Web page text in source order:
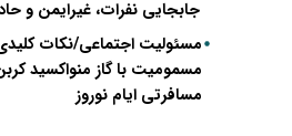
جابجایی نفرات، غیرایمن و
مسئولیت اجتماعی/نکات
مسمومیت با گاز منواکسید
مسافرتی ایام نوروز